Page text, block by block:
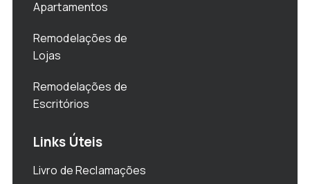
Apartamentos
Remodelações de
Lojas
Remodelações de
Escritórios
Links Úteis
Livro de Reclamações